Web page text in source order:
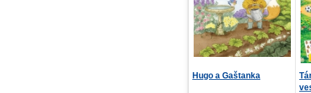
Hugo a Gaštanka